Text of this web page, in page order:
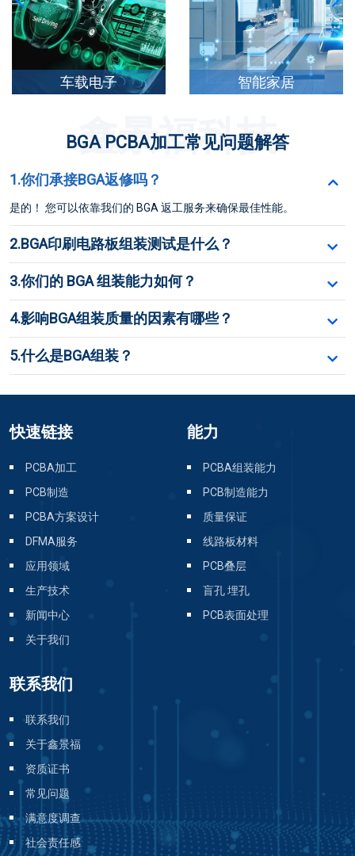
智能家居 工业控制
鑫景福科技
BGA PCBA加工常见问题解答
1.你们承接BGA返修吗？
是的！ 您可以依靠我们的 BGA 返工服务来确保最佳性能。
2.BGA印刷电路板组装测试是什么？
3.你们的 BGA 组装能力如何？
4.影响BGA组装质量的因素有哪些？
5.什么是BGA组装？
快速链接
PCBA加工
PCB制造
PCBA方案设计
DFMA服务
应用领域
生产技术
新闻中心
关于我们
能力
PCBA组装能力
PCB制造能力
质量保证
线路板材料
PCB叠层
盲孔 埋孔
PCB表面处理
联系我们
联系我们
关于鑫景福
资质证书
常见问题
满意度调查
社会责任感